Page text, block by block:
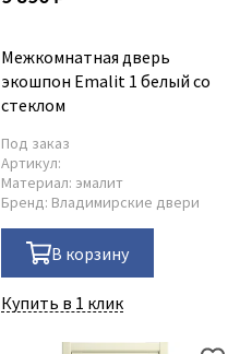
Межкомнатная дверь
экошпон Emalit 1 белый со
стеклом
Под заказ
Артикул:
Материал: эмалит
Бренд: Владимирские двери
В корзину
Купить в 1 клик